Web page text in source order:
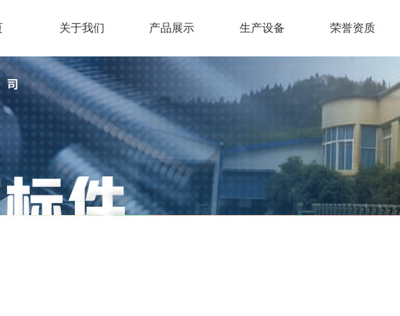
关于我们 产品展示 生产设备 荣誉资质